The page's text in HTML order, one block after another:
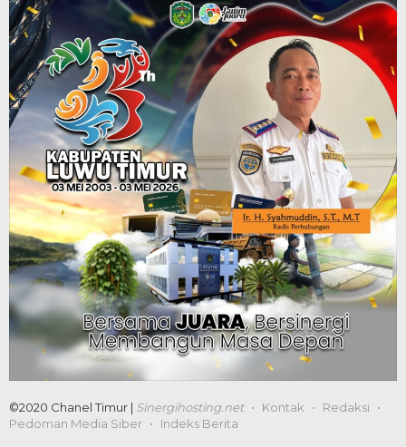
©2020 Chanel Timur | Sinergihosting.net Kontak
Redaksi
Pedoman Media Siber
Indeks Berita